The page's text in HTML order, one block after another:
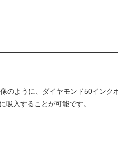
のように、ダイヤモンド50インク
吸入することが可能です。